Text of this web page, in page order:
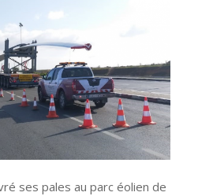
ses pales au parc éolien de